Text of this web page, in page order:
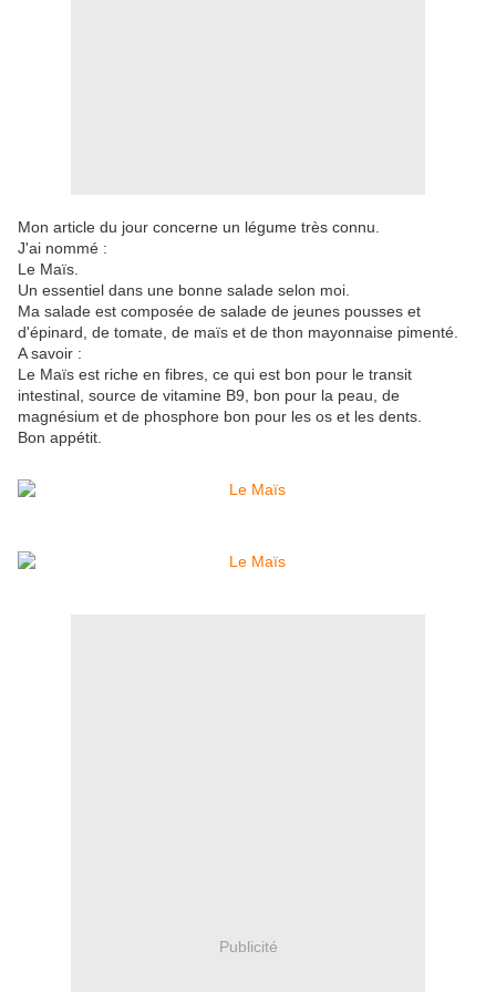
Mon article du jour concerne un légume très connu.
J'ai nommé :
Le Maïs.
Un essentiel dans une bonne salade selon moi.
Ma salade est composée de salade de jeunes pousses et
d'épinard, de tomate, de maïs et de thon mayonnaise pimenté.
A savoir :
Le Maïs est riche en fibres, ce qui est bon pour le transit
intestinal, source de vitamine B9, bon pour la peau, de
magnésium et de phosphore bon pour les os et les dents.
Bon appétit.
Publicité